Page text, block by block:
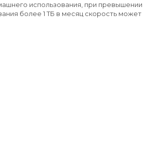
использования, при превышении
более 1 ТБ в месяц скорость может